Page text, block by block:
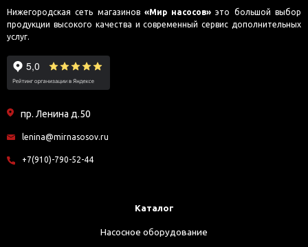
Нижегородская сеть магазинов «Мир насосов» это большой выбор
продукции высокого качества и современный сервис дополнительных
услуг.
пр. Ленина д.50
lenina@mirnasosov.ru
+7(910)-790-52-44
Каталог
Насосное оборудование